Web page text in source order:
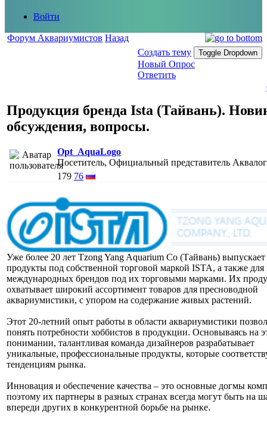
Войти
Форум Аквариумистов Назад
Создать тему
Toggle Dropdown
Новый Опрос
Ответить
Продукция бренда Ista (Тайвань).
обсуждения, вопросы.
Opt_AquaLogo
Посетитель, Официальный представитель
179 76
Уже более 20 лет Tzong Yang Aquarium Co (Тайвань) выпускает
продукты под собственной торговой маркой ISTA, а также
международных брендов под их торговыми марками. Их
охватывает широкий ассортимент товаров для пресноводной
аквариумистики, с упором на содержание живых растений.
Этот 20-летний опыт работы в области аквариумистики
понять потребности хоббистов в продукции. Основываясь на
понимании, талантливая команда дизайнеров разрабатывает
уникальные, профессиональные продукты, которые
тенденциям рынка.
Инновация и обеспечение качества – это основные догмы
поэтому их партнеры в разных странах всегда могут быть на
впереди других в конкурентной борьбе на рынке.